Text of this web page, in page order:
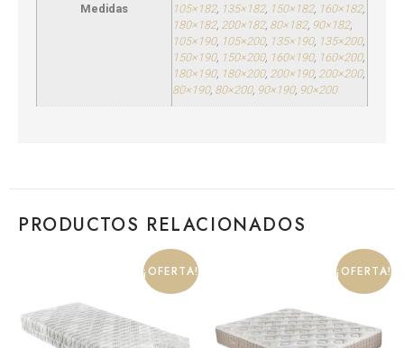
Medidas 105×182, 135×182, 150×182, 160×182,
180×182, 200×182, 80×182, 90×182,
105×190, 105×200, 135×190, 135×200,
150×190, 150×200, 160×190, 160×200,
180×190, 180×200, 200×190, 200×200,
80×190, 80×200, 90×190, 90×200
PRODUCTOS RELACIONADOS
¡OFERTA! ¡OFERTA!